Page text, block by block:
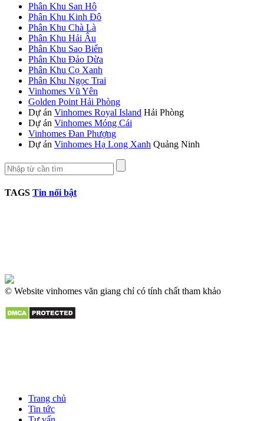
Phân Khu San Hô
Phân Khu Kinh Đô
Phân Khu Chà Là
Phân Khu Hải Âu
Phân Khu Sao Biển
Phân Khu Đảo Dừa
Phân Khu Cọ Xanh
Phân Khu Ngọc Trai
Vinhomes Vũ Yên
Golden Point Hải Phòng
Dự án Vinhomes Royal Island Hải Phòng
Dự án Vinhomes Móng Cái
Vinhomes Đan Phượng
Dự án Vinhomes Hạ Long Xanh Quảng Ninh
TAGS Tin nổi bật
© Website vinhomes văn giang chỉ có tính chất tham khảo
Trang chủ
Tin tức